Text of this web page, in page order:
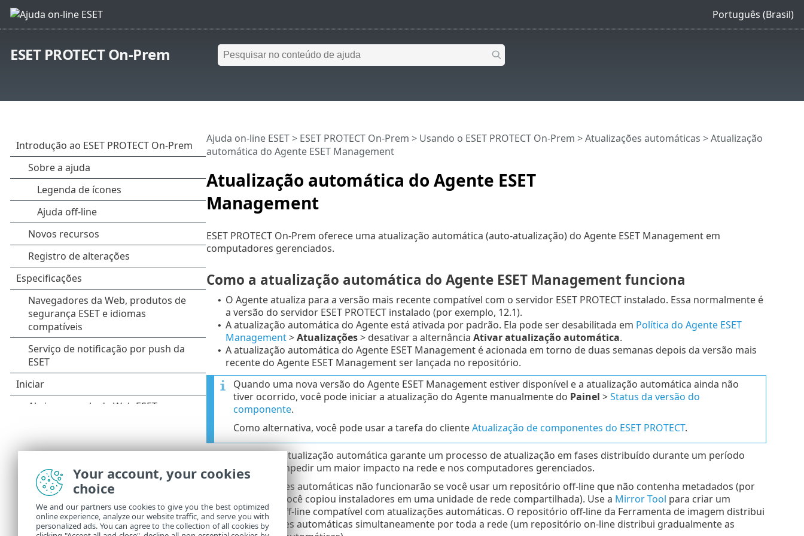
Português (Brasil)
ESET PROTECT On-Prem
Atualização automática do Agente ESET
Management
Ajuda on-line ESET> ESET PROTECT On-Prem > Usando o ESET PROTECT On-Prem >Atualizações automáticas > Atualização
automática do Agente ESET Management
ESET PROTECT On-Prem oferece uma atualização automática (auto-atualização) do Agente ESET Management em
computadores gerenciados.
Como a atualização automática do Agente ESET Management funciona
• O Agente atualiza para a versão mais recente compatível com o servidor ESET PROTECT instalado. Essa normalmente é
a versão do servidor ESET PROTECT instalado (por exemplo, 12.1).
• A atualização automática do Agente está ativada por padrão. Ela pode ser desabilitada em Política do Agente ESET
Management>Atualizações> desativar a alternância Ativar atualização automática.
• A atualização automática do Agente ESET Management é acionada em torno de duas semanas depois da versão mais
recente do Agente ESET Management ser lançada no repositório.
Quando uma nova versão do Agente ESET Management estiver disponível e a atualização automática ainda não
tiver ocorrido, você pode iniciar a atualização do Agente manualmente do Painel >Status da versão do
componente.
Como alternativa, você pode usar a tarefa do clienteAtualização de componentes do ESET PROTECT.
O design da atualização automática garante um processo de atualização em fases distribuído durante um período
maior, para impedir um maior impacto na rede e nos computadores gerenciados.
As atualizações automáticas não funcionarão se você usar um repositório off-line que não contenha metadados (por
exemplo, se você copiou instaladores em uma unidade de rede compartilhada). Use a Mirror Tool para criar um
repositório off-line compatível com atualizações automáticas. O repositório off-line da Ferramenta de imagem distribui
as atualizações automáticas simultaneamente por toda a rede (um repositório on-line distribui gradualmente as
Your account, your cookies
choice
We and our partners use cookies to give you the best optimized
online experience, analyze our website traffic, and serve you with
personalized ads. You can agree to the collection of all cookies by